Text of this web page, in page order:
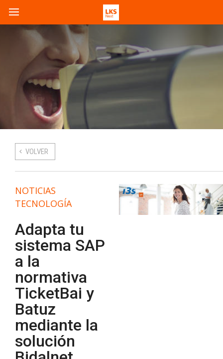
VOLVER
NOTICIAS
TECNOLOGÍA
Adapta tu
sistema SAP
a la
normativa
TicketBai y
Batuz
mediante la
solución